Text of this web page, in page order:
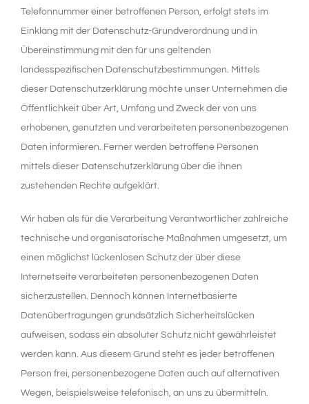
Telefonnummer einer betroffenen Person, erfolgt stets im
Einklang mit der Datenschutz-Grundverordnung und in
Übereinstimmung mit den für uns geltenden
landesspezifischen Datenschutzbestimmungen. Mittels
dieser Datenschutzerklärung möchte unser Unternehmen die
Öffentlichkeit über Art, Umfang und Zweck der von uns
erhobenen, genutzten und verarbeiteten personenbezogenen
Daten informieren. Ferner werden betroffene Personen
mittels dieser Datenschutzerklärung über die ihnen
zustehenden Rechte aufgeklärt.
Wir haben als für die Verarbeitung Verantwortlicher zahlreiche
technische und organisatorische Maßnahmen umgesetzt, um
einen möglichst lückenlosen Schutz der über diese
Internetseite verarbeiteten personenbezogenen Daten
sicherzustellen. Dennoch können Internetbasierte
Datenübertragungen grundsätzlich Sicherheitslücken
aufweisen, sodass ein absoluter Schutz nicht gewährleistet
werden kann. Aus diesem Grund steht es jeder betroffenen
Person frei, personenbezogene Daten auch auf alternativen
Wegen, beispielsweise telefonisch, an uns zu übermitteln.